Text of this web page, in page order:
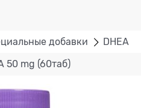
добавки DHEA
50 mg (60таб)